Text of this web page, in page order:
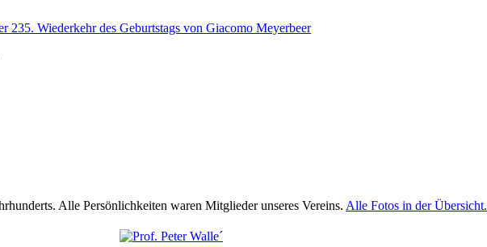
235. Wiederkehr des Geburtstags von Giacomo Meyerbeer
Alle Persönlichkeiten waren Mitglieder unseres Vereins. Alle Fotos in der Übersicht.